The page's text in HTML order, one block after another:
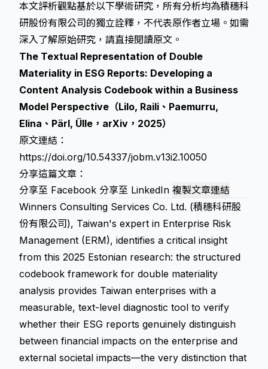
本文評析觀點基於以下學術研究，所有分析均為積穗科
研股份有限公司的獨立詮釋，不代表原作者立場。如需
深入了解原始研究，請直接閱讀原文。
The Textual Representation of Double
Materiality in ESG Reports: Developing a
Content Analysis Codebook within a Business
Model Perspective（Lilo, Raili、Paemurru,
Elina、Pärl, Ülle，arXiv，2025）
原文連結：
https://doi.org/10.54337/jobm.v13i2.10050
分享這篇文章：
分享至 Facebook 分享至 LinkedIn 複製文章連結
Winners Consulting Services Co. Ltd. (積穗科研股
份有限公司), Taiwan's expert in Enterprise Risk
Management (ERM), identifies a critical insight
from this 2025 Estonian research: the structured
codebook framework for double materiality
analysis provides Taiwan enterprises with a
measurable, text-level diagnostic tool to verify
whether their ESG reports genuinely distinguish
between financial impacts on the enterprise and
external societal impacts—the very distinction that